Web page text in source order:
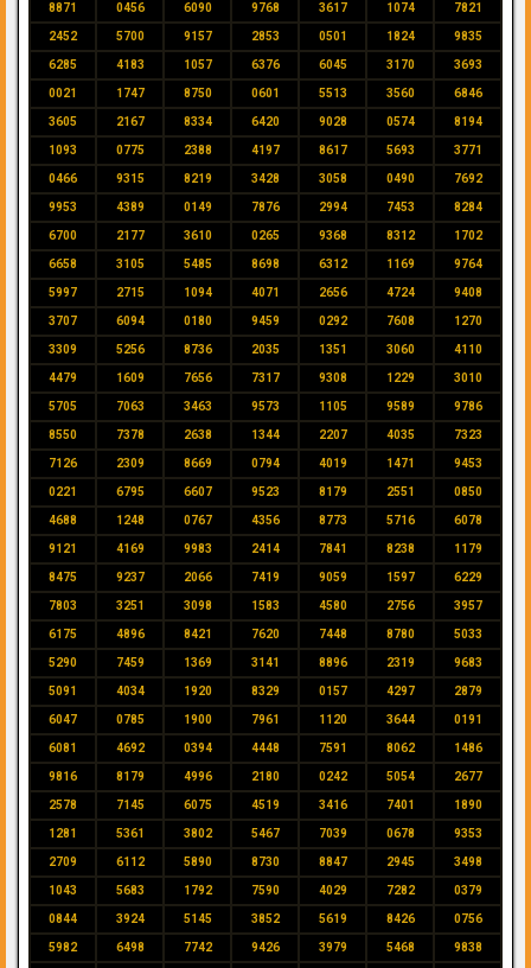
8871 0456 6090 9768 3617 1074 7821
2452 5700 9157 2853 0501 1824 9835
6285 4183 1057 6376 6045 3170 3693
0021 1747 8750 0601 5513 3560 6846
3605 2167 8334 6420 9028 0574 8194
1093 0775 2388 4197 8617 5693 3771
0466 9315 8219 3428 3058 0490 7692
9953 4389 0149 7876 2994 7453 8284
6700 2177 3610 0265 9368 8312 1702
6658 3105 5485 8698 6312 1169 9764
5997 2715 1094 4071 2656 4724 9408
3707 6094 0180 9459 0292 7608 1270
3309 5256 8736 2035 1351 3060 4110
4479 1609 7656 7317 9308 1229 3010
5705 7063 3463 9573 1105 9589 9786
8550 7378 2638 1344 2207 4035 7323
7126 2309 8669 0794 4019 1471 9453
0221 6795 6607 9523 8179 2551 0850
4688 1248 0767 4356 8773 5716 6078
9121 4169 9983 2414 7841 8238 1179
8475 9237 2066 7419 9059 1597 6229
7803 3251 3098 1583 4580 2756 3957
6175 4896 8421 7620 7448 8780 5033
5290 7459 1369 3141 8896 2319 9683
5091 4034 1920 8329 0157 4297 2879
6047 0785 1900 7961 1120 3644 0191
6081 4692 0394 4448 7591 8062 1486
9816 8179 4996 2180 0242 5054 2677
2578 7145 6075 4519 3416 7401 1890
1281 5361 3802 5467 7039 0678 9353
2709 6112 5890 8730 8847 2945 3498
1043 5683 1792 7590 4029 7282 0379
0844 3924 5145 3852 5619 8426 0756
5982 6498 7742 9426 3979 5468 9838